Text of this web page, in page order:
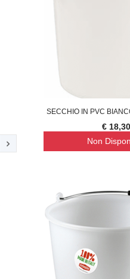
SUPREMA CATENA LUMINOSA
SECCHIO IN PVC
€ 18,30
Non